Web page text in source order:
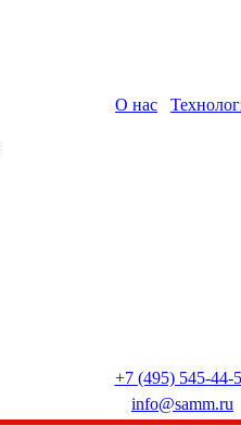
О нас
+7 (495) 545-44-
info@samm.ru